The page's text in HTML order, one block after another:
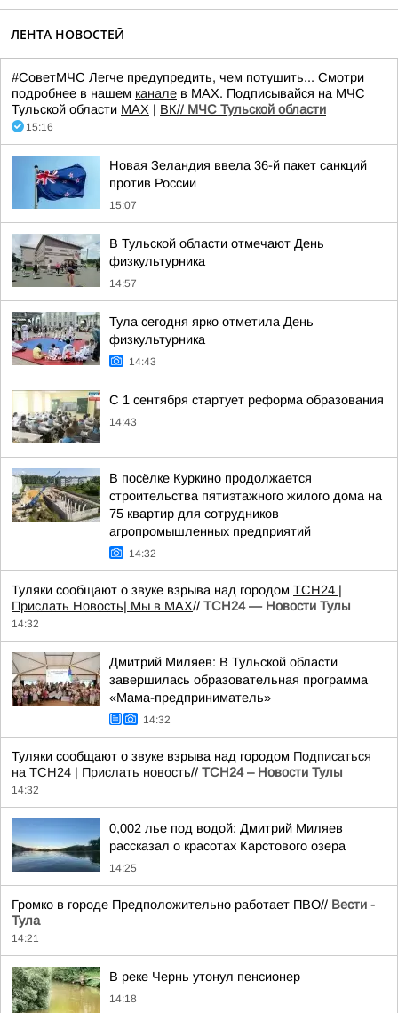
ЛЕНТА НОВОСТЕЙ
#СоветМЧС Легче предупредить, чем потушить... Смотри
подробнее в нашем канале в МАХ. Подписывайся на МЧС
Тульской области MAX | ВК// МЧС Тульской области
15:16
Новая Зеландия ввела 36-й пакет санкций
против России
15:07
В Тульской области отмечают День
физкультурника
14:57
Тула сегодня ярко отметила День
физкультурника
14:43
С 1 сентября стартует реформа образования
14:43
В посёлке Куркино продолжается
строительства пятиэтажного жилого дома на
75 квартир для сотрудников
агропромышленных предприятий
14:32
Туляки сообщают о звуке взрыва над городом ТСН24 |
Прислать Новость| Мы в МАХ// ТСН24 — Новости Тулы
14:32
Дмитрий Миляев: В Тульской области
завершилась образовательная программа
«Мама-предприниматель»
14:32
Туляки сообщают о звуке взрыва над городом Подписаться
на ТСН24 | Прислать новость// ТСН24 – Новости Тулы
14:32
0,002 лье под водой: Дмитрий Миляев
рассказал о красотах Карстового озера
14:25
Громко в городе Предположительно работает ПВО// Вести -
Тула
14:21
В реке Чернь утонул пенсионер
14:18